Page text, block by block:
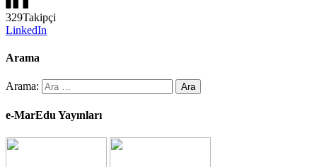
329Takipçi
LinkedIn
Arama
Arama:
e-MarEdu Yayınları